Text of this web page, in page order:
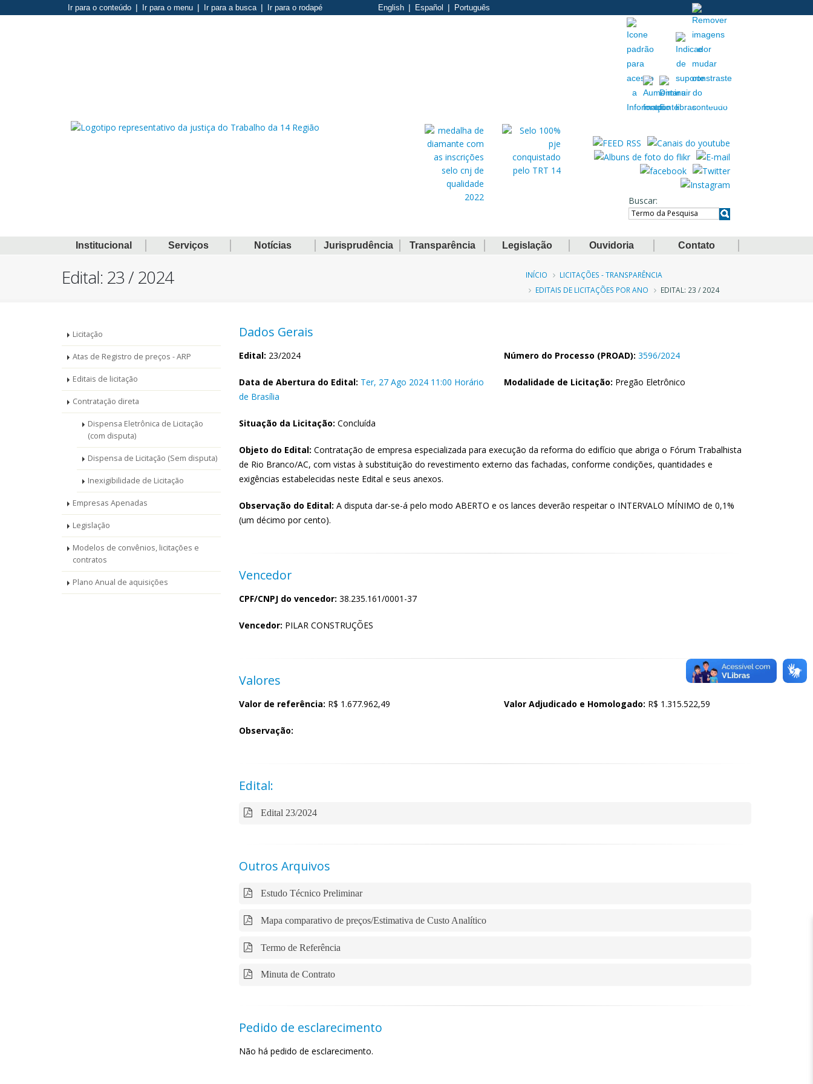
Ir para o conteúdo Ir para o menu Ir para a busca Ir para o rodapé English Español Português
Extranet
Buscar
Institucional Serviços Notícias Jurisprudência Transparência Legislação Ouvidoria Contato
Edital: 23 / 2024
Trilha
INÍCIO
LICITAÇÕES - TRANSPARÊNCIA
EDITAIS DE LICITAÇÕES POR ANO
EDITAL: 23 / 2024
Menu
-
Licitações
Licitação
Atas de Registro de preços - ARP
Editais de licitação
Contratação direta
Dispensa Eletrônica de Licitação
(com disputa)
Dispensa de Licitação (Sem disputa)
Inexigibilidade de Licitação
Empresas Apenadas
Legislação
Modelos de convênios, licitações e
contratos
Plano Anual de aquisições
Dados Gerais
Edital: 23/2024 Número do Processo (PROAD): 3596/2024
Data de Abertura do Edital: Ter, 27 Ago 2024 11:00 Horário
de Brasília
Modalidade de Licitação: Pregão Eletrônico
Situação da Licitação: Concluída
Objeto do Edital: Contratação de empresa especializada para execução da reforma do edifício que abriga o Fórum Trabalhista
de Rio Branco/AC, com vistas à substituição do revestimento externo das fachadas, conforme condições, quantidades e
exigências estabelecidas neste Edital e seus anexos.
Observação do Edital: A disputa dar-se-á pelo modo ABERTO e os lances deverão respeitar o INTERVALO MÍNIMO de 0,1%
(um décimo por cento).
Vencedor
CPF/CNPJ do vencedor: 38.235.161/0001-37
Vencedor: PILAR CONSTRUÇÕES
Valores
Valor de referência: R$ 1.677.962,49 Valor Adjudicado e Homologado: R$ 1.315.522,59
Observação:
Edital:
Edital 23/2024
Outros Arquivos
Estudo Técnico Preliminar
Mapa comparativo de preços/Estimativa de Custo Analítico
Termo de Referência
Minuta de Contrato
Pedido de esclarecimento
Não há pedido de esclarecimento.